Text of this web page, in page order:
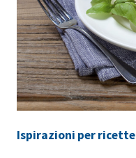
Ispirazioni per ricette